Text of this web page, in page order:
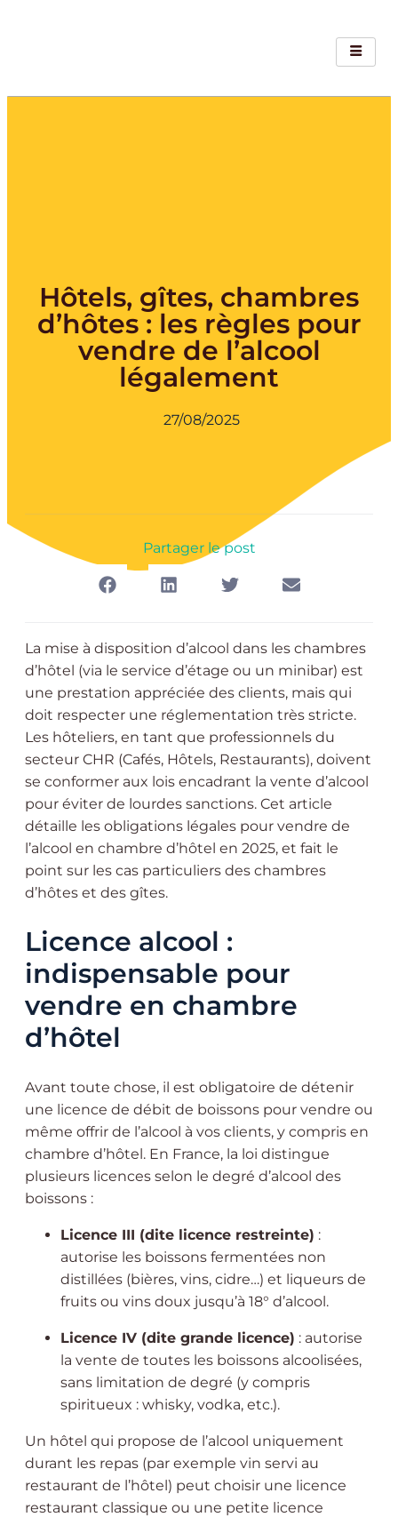
Hôtels, gîtes, chambres
d’hôtes : les règles pour
vendre de l’alcool
légalement
27/08/2025
Partager le post
La mise à disposition d’alcool dans les chambres
d’hôtel (via le service d’étage ou un minibar) est
une prestation appréciée des clients, mais qui
doit respecter une réglementation très stricte.
Les hôteliers, en tant que professionnels du
secteur CHR (Cafés, Hôtels, Restaurants), doivent
se conformer aux lois encadrant la vente d’alcool
pour éviter de lourdes sanctions. Cet article
détaille les obligations légales pour vendre de
l’alcool en chambre d’hôtel en 2025, et fait le
point sur les cas particuliers des chambres
d’hôtes et des gîtes.
Licence alcool :
indispensable pour
vendre en chambre
d’hôtel
Avant toute chose, il est obligatoire de détenir
une licence de débit de boissons pour vendre ou
même offrir de l’alcool à vos clients, y compris en
chambre d’hôtel. En France, la loi distingue
plusieurs licences selon le degré d’alcool des
boissons :
Licence III (dite licence restreinte) :
autorise les boissons fermentées non
distillées (bières, vins, cidre…) et liqueurs de
fruits ou vins doux jusqu’à 18° d’alcool.
Licence IV (dite grande licence) : autorise
la vente de toutes les boissons alcoolisées,
sans limitation de degré (y compris
spiritueux : whisky, vodka, etc.).
Un hôtel qui propose de l’alcool uniquement
durant les repas (par exemple vin servi au
restaurant de l’hôtel) peut choisir une licence
restaurant classique ou une petite licence